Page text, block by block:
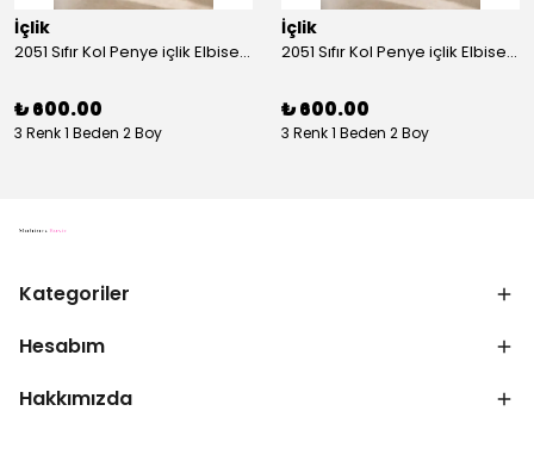
İçlik
2051 Sıfır Kol Penye içlik Elbise - Ekru
₺ 600.00
3 Renk 1 Beden 2 Boy
İçlik
2051 Sıfır Kol Penye içlik Elbise - Siyah
₺ 600.00
3 Renk 1 Beden 2 Boy
Kategoriler
Hesabım
Hakkımızda